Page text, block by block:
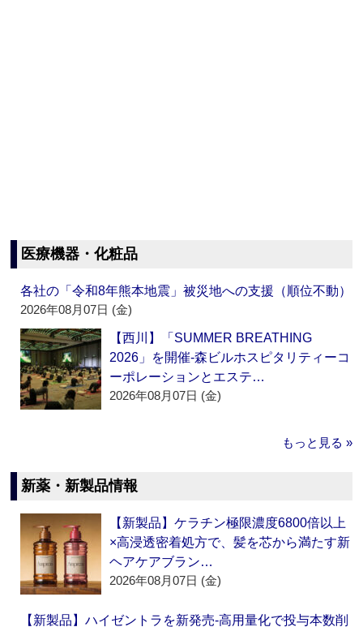
医療機器・化粧品
各社の「令和8年熊本地震」被災地への支援（順位不動）
2026年08月07日 (金)
【西川】「SUMMER BREATHING
2026」を開催‐森ビルホスピタリティーコ
ーポレーションとエステ…
2026年08月07日 (金)
もっと見る »
新薬・新製品情報
【新製品】ケラチン極限濃度6800倍以上
×高浸透密着処方で、髪を芯から満たす新
ヘアケアブラン…
2026年08月07日 (金)
【新製品】ハイゼントラを新発売‐高用量化で投与本数削